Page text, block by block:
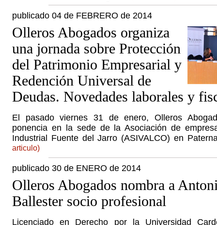
publicado 04 de FEBRERO de 2014
Olleros Abogados organiza
una jornada sobre Protección
del Patrimonio Empresarial y
Redención Universal de
Deudas. Novedades laborales y
El pasado viernes 31 de enero, Olleros
ponencia en la sede de la Asociación de
Industrial Fuente del Jarro (ASIVALCO) en
articulo)
publicado 30 de ENERO de 2014
Olleros Abogados nombra a
Ballester socio profesional
Licenciado en Derecho por la Universidad